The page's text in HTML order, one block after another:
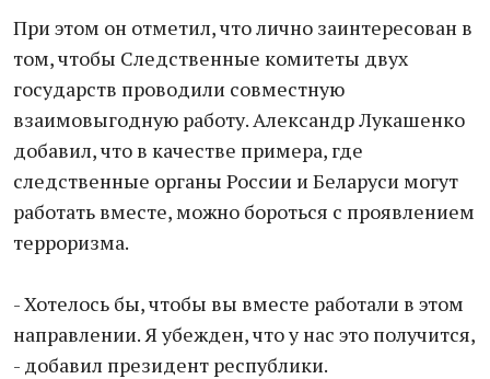
При этом он отметил, что лично заинтересован в
том, чтобы Следственные комитеты двух
государств проводили совместную
взаимовыгодную работу. Александр Лукашенко
добавил, что в качестве примера, где
следственные органы России и Беларуси могут
работать вместе, можно бороться с проявлением
терроризма.
- Хотелось бы, чтобы вы вместе работали в этом
направлении. Я убежден, что у нас это получится,
- добавил президент республики.